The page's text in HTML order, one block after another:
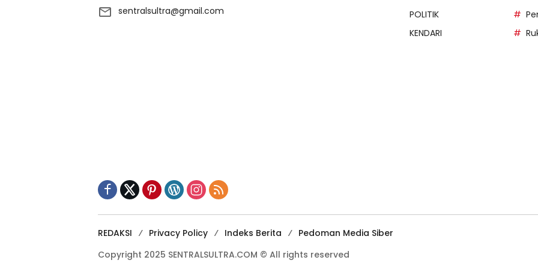
sentralsultra@gmail.com
POLITIK
KENDARI
REDAKSI Privacy Policy Indeks Berita
Pedoman Media Siber
Copyright 2025 SENTRALSULTRA.COM © All rights reserved